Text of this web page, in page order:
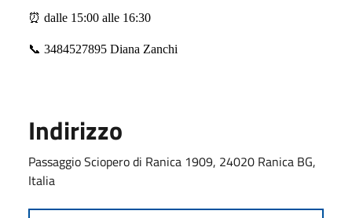
⏰ dalle 15:00 alle 16:30
📞 3484527895 Diana Zanchi
Indirizzo
Passaggio Sciopero di Ranica 1909, 24020 Ranica BG,
Italia